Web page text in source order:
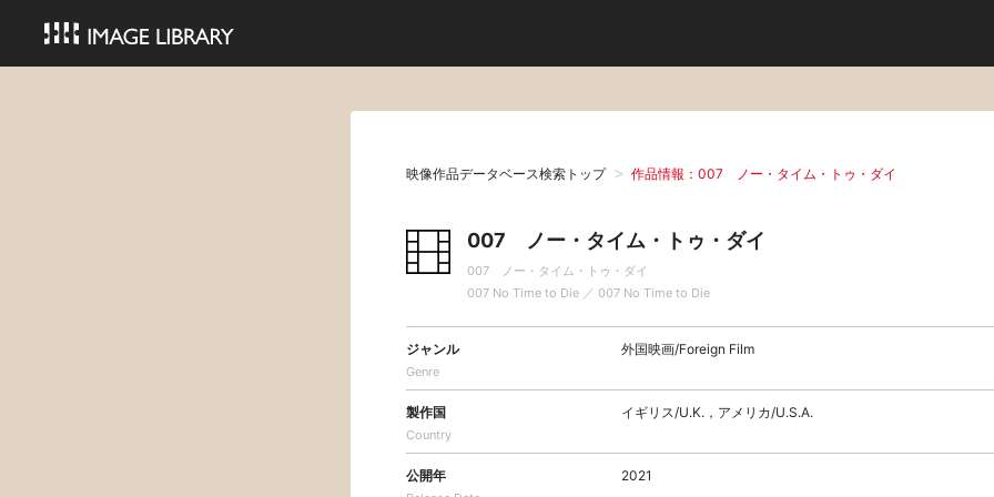
映像作品データベース検索トップ 作品情報：007 ノー・タイム・トゥ・ダイ
007 ノー・タイム・トゥ・ダイ
007 ノー・タイム・トゥ・ダイ
007 No Time to Die ／ 007 No Time to Die
ジャンル
Genre
外国映画/Foreign Film
製作国
Country
イギリス/U.K.，アメリカ/U.S.A.
公開年 2021